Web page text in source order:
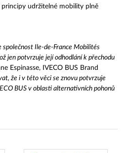
udržitelné mobility plně
společnost Ile-de-France Mobilités
jen potvrzuje její odhodlání k přechodu
Espinasse, IVECO BUS Brand
že i v této věci se znovu potvrzuje
BUS v oblasti alternativních pohonů